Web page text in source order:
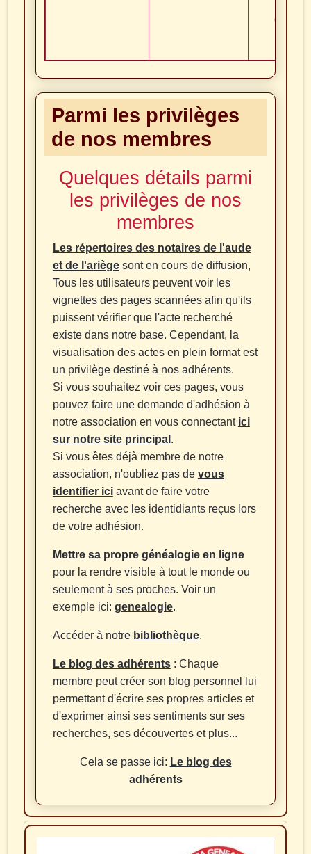
des
Parmi les privilèges
de nos membres
Quelques détails parmi
les privilèges de nos
membres
Les répertoires des notaires de l'aude
et de l'ariègesont en cours de diffusion,
Tous les utilisateurs peuvent voir les
vignettes des pages scannées afin qu'ils
puissent vérifier que l'acte recherché
existe dans notre base. Cependant, la
visualisation des actes en plein format est
un privilège destiné à nos adhérents.
Si vous souhaitez voir ces pages, vous
pouvez faire une demande d'adhésion à
notre association en vous connectant ici
sur notre site principal .
Si vous êtes déjà membre de notre
association, n'oubliez pas de vous
identifier iciavant de faire votre
recherche avec les identidiants reçus lors
de votre adhésion.
Mettre sa propre généalogie en ligne
pour la rendre visible à tout le monde ou
seulement à ses proches. Voir un
exemple ici: genealogie.
Accéder à notre bibliothèque.
Le blog des adhérents: Chaque
membre peut créer son blog personnel lui
permettant d'écrire ses propres articles et
d'exprimer ainsi ses sentiments sur ses
recherches, ses découvertes et plus...
Cela se passe ici: Le blog des
adhérents